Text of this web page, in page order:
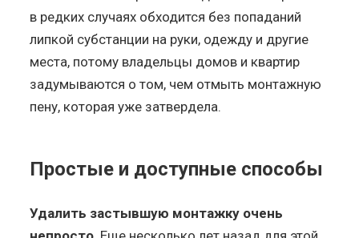
в редких случаях обходится без попаданий
липкой субстанции на руки, одежду и другие
места, потому владельцы домов и квартир
задумываются о том, чем отмыть монтажную
пену, которая уже затвердела.
Простые и доступные способы
Удалить застывшую монтажку очень